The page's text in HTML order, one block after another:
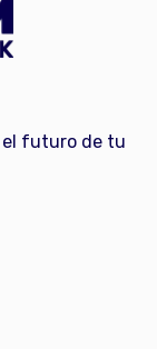
el futuro de tu